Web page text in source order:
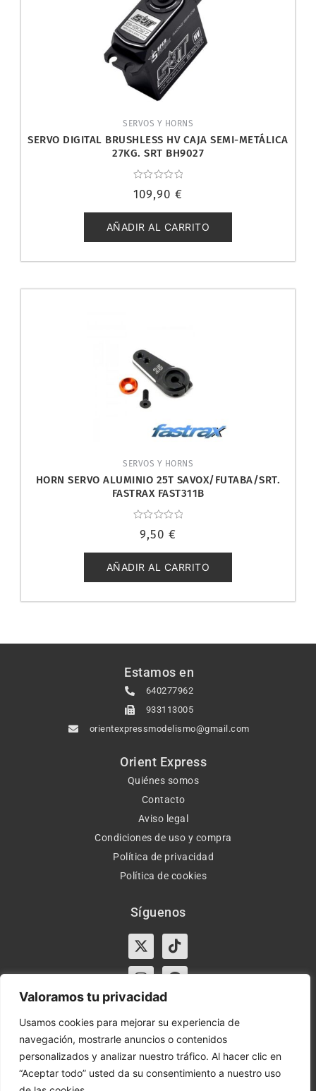
Valoramos tu privacidad
Usamos cookies para mejorar su experiencia de
navegación, mostrarle anuncios o contenidos
personalizados y analizar nuestro tráfico. Al hacer clic en
“Aceptar todo” usted da su consentimiento a nuestro uso
SERVOS Y HORNS
SERVO DIGITAL BRUSHLESS HV CAJA SEMI-METÁLICA
27KG. SRT BH9027
con
de
5
109,90 €
AÑADIR AL CARRITO
SERVOS Y HORNS
HORN SERVO ALUMINIO 25T SAVOX/FUTABA/SRT.
FASTRAX FAST311B
con
de
5
9,50 €
AÑADIR AL CARRITO
Estamos en
640277962
933113005
orientexpressmodelismo@gmail.com
Orient Express
Quiénes somos
Contacto
Aviso legal
Condiciones de uso y compra
Política de privacidad
Política de cookies
Síguenos
X-
twitter
Tiktok
InstagramFacebook
Horario:
Lun-Vie de 10:00-13:30 y 17:00-20:00 – Sáb de
10:00-13:30